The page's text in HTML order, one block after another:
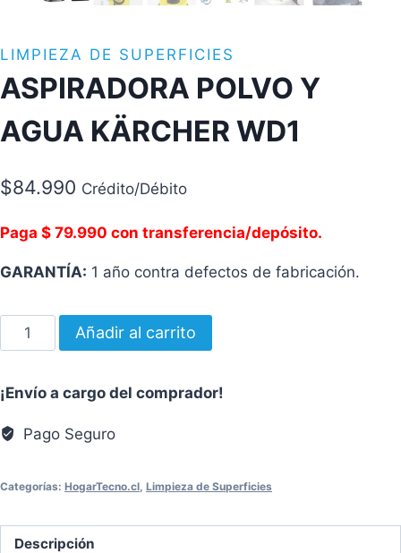
LIMPIEZA DE SUPERFICIES
ASPIRADORA POLVO Y
AGUA KÄRCHER WD1
$84.990 Crédito/Débito
Paga $ 79.990 con transferencia/depósito.
GARANTÍA: 1 año contra defectos de fabricación.
ASPIRADORA
POLVO
AGUA
KÄRCHER
WD1
Añadir al carrito
¡Envío a cargo del comprador!
Pago Seguro
Categorías: HogarTecno.cl, Limpieza de Superficies
Descripción